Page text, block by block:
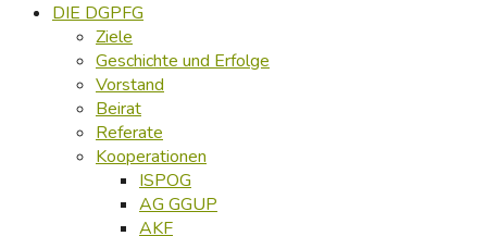
DIE DGPFG
Ziele
Geschichte und Erfolge
Vorstand
Beirat
Referate
Kooperationen
ISPOG
AG GGUP
AKF